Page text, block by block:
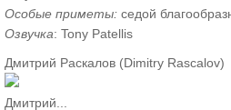
Особые приметы: седой
Озвучка: Tony Patellis
Дмитрий Раскалов (Dimitry Rascalov)
Дмитрий...